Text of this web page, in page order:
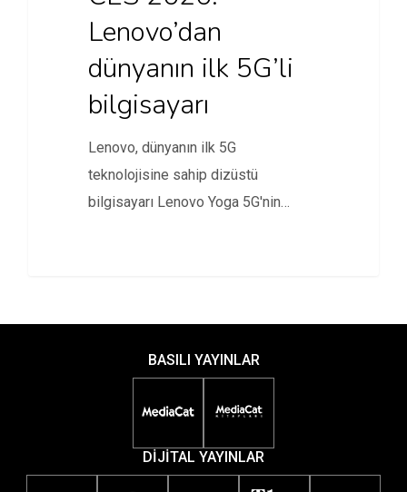
Lenovo’dan
dünyanın ilk 5G’li
bilgisayarı
Lenovo, dünyanın ilk 5G
teknolojisine sahip dizüstü
bilgisayarı Lenovo Yoga 5G'nin
BASILI YAYINLAR
DİJİTAL YAYINLAR